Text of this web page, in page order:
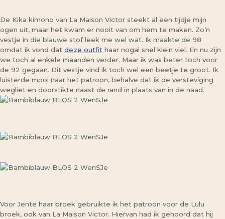
De Kika kimono van La Maison Victor steekt al een tijdje mijn
ogen uit, maar het kwam er nooit van om hem te maken. Zo’n
vestje in die blauwe stof leek me wel wat. Ik maakte de 98
omdat ik vond dat deze outfit haar nogal snel klein viel. En nu zijn
we toch al enkele maanden verder. Maar ik was beter toch voor
de 92 gegaan. Dit vestje vind ik toch wel een beetje te groot. Ik
luisterde mooi naar het patroon, behalve dat ik de versteviging
wegliet en doorstikte naast de rand in plaats van in de naad.
Voor Jente haar broek gebruikte ik het patroon voor de Lulu
broek, ook van La Maison Victor. Hiervan had ik gehoord dat hij